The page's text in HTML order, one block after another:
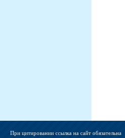
При цитировании ссылка на сайт обязательна